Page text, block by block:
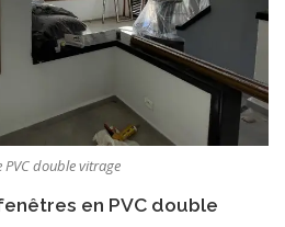
PVC double vitrage
en PVC double